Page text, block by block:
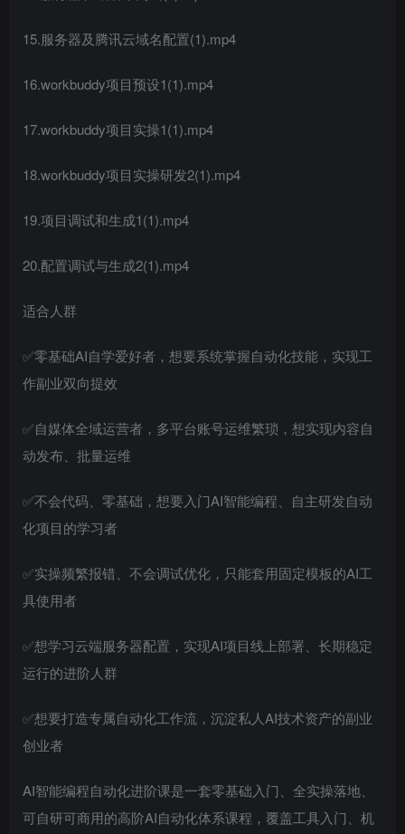
15.服务器及腾讯云域名配置(1).mp4
16.workbuddy项目预设1(1).mp4
17.workbuddy项目实操1(1).mp4
18.workbuddy项目实操研发2(1).mp4
19.项目调试和生成1(1).mp4
20.配置调试与生成2(1).mp4
适合人群
✅零基础AI自学爱好者，想要系统掌握自动化技能，实现工
作副业双向提效
✅自媒体全域运营者，多平台账号运维繁琐，想实现内容自
动发布、批量运维
✅不会代码、零基础，想要入门AI智能编程、自主研发自动
化项目的学习者
✅实操频繁报错、不会调试优化，只能套用固定模板的AI工
具使用者
✅想学习云端服务器配置，实现AI项目线上部署、长期稳定
运行的进阶人群
✅想要打造专属自动化工作流，沉淀私人AI技术资产的副业
创业者
AI智能编程自动化进阶课是一套零基础入门、全实操落地、
可自研可商用的高阶AI自动化体系课程，覆盖工具入门、机